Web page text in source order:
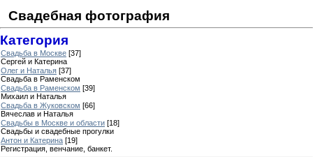
Свадебная фотография
Категория
Свадьба в Москве [37]
Сергей и Катерина
Олег и Наталья [37]
Свадьба в Раменском
Свадьба в Раменском [39]
Михаил и Наталья
Свадьба в Жуковском [66]
Вячеслав и Наталья
Свадьбы в Москве и области [18]
Свадьбы и свадебные прогулки
Антон и Катерина [19]
Регистрация, венчание, банкет.